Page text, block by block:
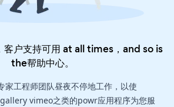
户支持可用 at all times，and so is
the帮助中心。
家工程师团队昼夜不停地工作，以使
vimeo之类的powr应用程序为您服